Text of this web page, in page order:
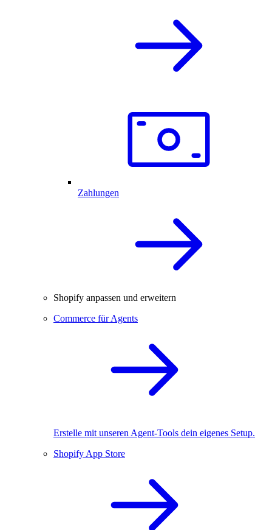
Zahlungen
Shopify anpassen und erweitern
Commerce für Agents
Erstelle mit unseren Agent-Tools dein eigenes Setup.
Shopify App Store